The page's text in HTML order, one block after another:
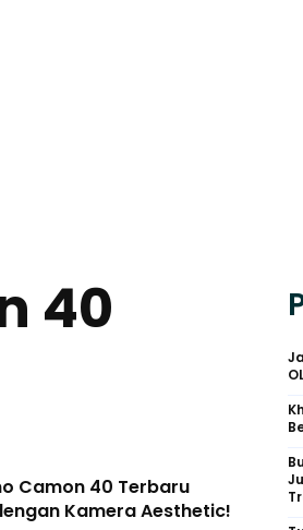
40
Camon 40 Terbaru
Kamera Aesthetic!